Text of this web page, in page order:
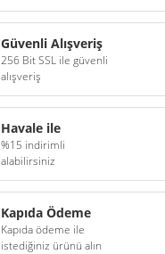
Güvenli Alışveriş
256 Bit SSL ile güvenli
alışveriş
Havale ile
%15 indirimli
alabilirsiniz
Kapıda Ödeme
Kapıda ödeme ile
istediğiniz ürünü alın